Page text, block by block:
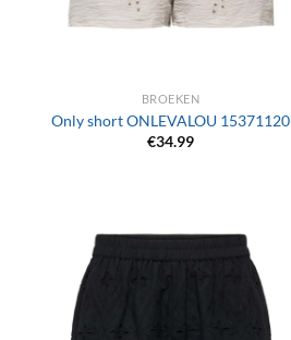
BROEKEN
Only short ONLEVALOU 15371120
€34.99